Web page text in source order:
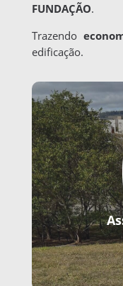
FUNDAÇÃO.
Trazendo
edificação.